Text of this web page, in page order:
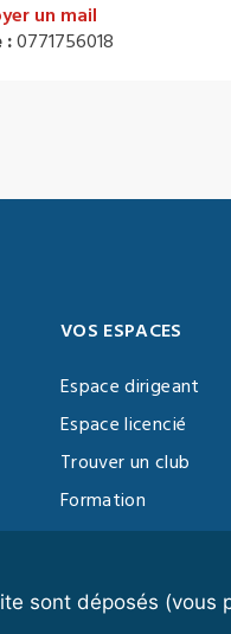
sont déposés (vous
un mail
:0771756018
VOS ESPACES
Espace dirigeant
Espace licencié
Trouver un club
Formation